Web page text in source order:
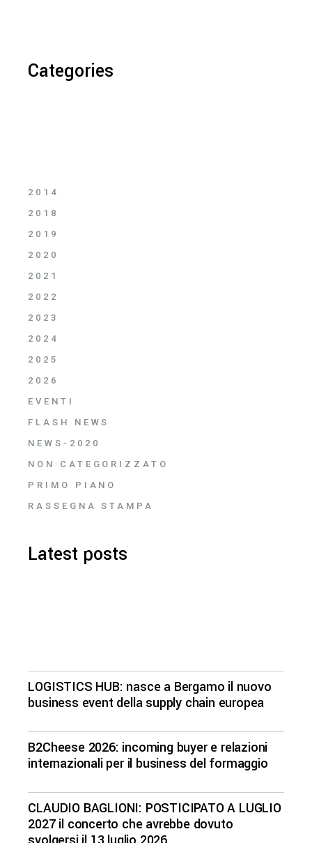
Categories
2014
2018
2019
2020
2021
2022
2023
2024
2025
2026
EVENTI
FLASH NEWS
NEWS-2020
NON CATEGORIZZATO
PRIMO PIANO
RASSEGNA STAMPA
Latest posts
LOGISTICS HUB: nasce a Bergamo il nuovo
business event della supply chain europea
B2Cheese 2026: incoming buyer e relazioni
internazionali per il business del formaggio
CLAUDIO BAGLIONI: POSTICIPATO A LUGLIO
2027 il concerto che avrebbe dovuto